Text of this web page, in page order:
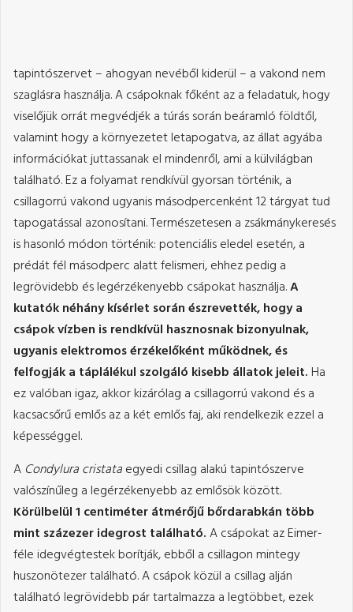
tapintószervet – ahogyan nevéből kiderül – a vakond nem
szaglásra használja. A csápoknak főként az a feladatuk, hogy
viselőjük orrát megvédjék a túrás során beáramló földtől,
valamint hogy a környezetet letapogatva, az állat agyába
információkat juttassanak el mindenről, ami a külvilágban
található. Ez a folyamat rendkívül gyorsan történik, a
csillagorrú vakond ugyanis másodpercenként 12 tárgyat tud
tapogatással azonosítani. Természetesen a zsákmánykeresés
is hasonló módon történik: potenciális eledel esetén, a
prédát fél másodperc alatt felismeri, ehhez pedig a
legrövidebb és legérzékenyebb csápokat használja.A
kutatók néhány kísérlet során észrevették, hogy a
csápok vízben is rendkívül hasznosnak bizonyulnak,
ugyanis elektromos érzékelőként működnek, és
felfogják a táplálékul szolgáló kisebb állatok jeleit.Ha
ez valóban igaz, akkor kizárólag a csillagorrú vakond és a
kacsacsőrű emlős az a két emlős faj, aki rendelkezik ezzel a
képességgel.
A Condylura cristataegyedi csillag alakú tapintószerve
valószínűleg a legérzékenyebb az emlősök között.
Körülbelül 1 centiméter átmérőjű bőrdarabkán több
mint százezer idegrost található.A csápokat az Eimer-
féle idegvégtestek borítják, ebből a csillagon mintegy
huszonötezer található. A csápok közül a csillag alján
található legrövidebb pár tartalmazza a legtöbbet, ezek